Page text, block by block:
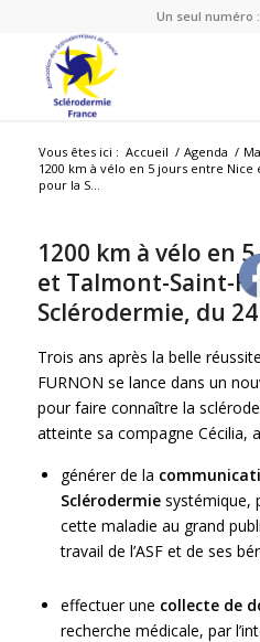
Un seul numéro :
Vous êtes ici : Accueil / Agenda /
1200 km à vélo en 5 jours entre
pour la S...
1200 km à vélo en
et Talmont-Saint-
Sclérodermie, du
Trois ans après la belle
FURNON se lance dans un
pour faire connaître la
atteinte sa compagne Cécilia,
générer de la
Sclérodermiesystémique,
cette maladie au grand
travail de l’ASF et de ses
effectuer une collecte de
recherche médicale, par